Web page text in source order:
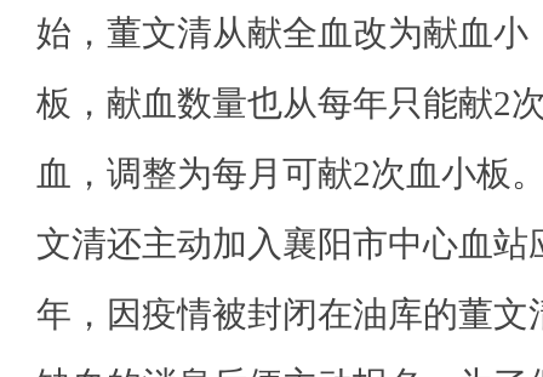
始，董文清从献全血改为献血小
板，献血数量也从每年只能献2
血，调整为每月可献2次血小板
文清还主动加入襄阳市中心血站
年，因疫情被封闭在油库的董文